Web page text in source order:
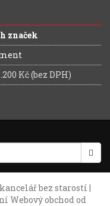
značek
Kč (bez DPH)
bez starostí |
Webový obchodod